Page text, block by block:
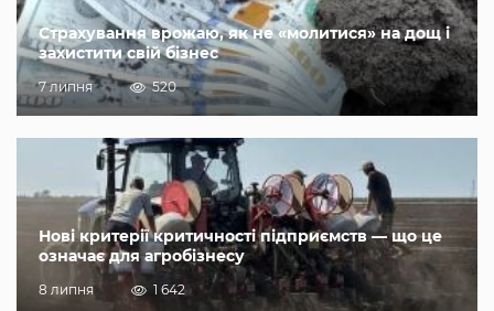
Страхування врожаю, як не «молитися» на дощ і
захистити свій бізнес
7 липня 520
Нові критерії критичності підприємств — що це
означає для агробізнесу
8 липня 1 642